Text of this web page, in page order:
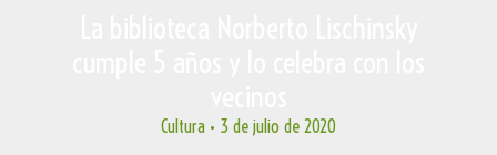
Cultura • 3 de julio de 2020